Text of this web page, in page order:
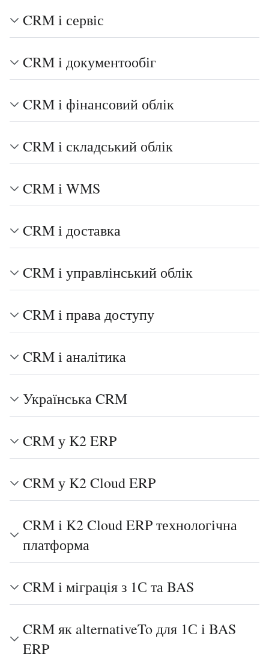
CRM і сервіс
CRM і документообіг
CRM і фінансовий облік
CRM і складський облік
CRM і WMS
CRM і доставка
CRM і управлінський облік
CRM і права доступу
CRM і аналітика
Українська CRM
CRM у K2 ERP
CRM у K2 Cloud ERP
CRM і K2 Cloud ERP технологічна
платформа
CRM і міграція з 1С та BAS
CRM як alternativeTo для 1С і BAS
ERP